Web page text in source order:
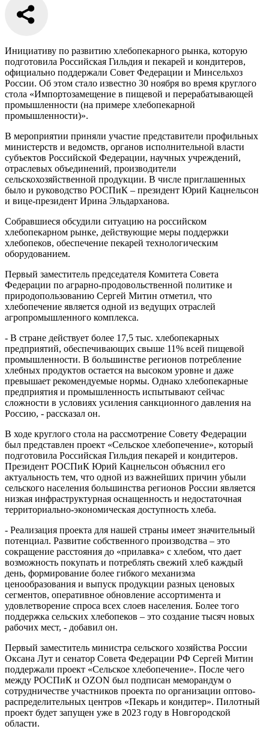
Инициативу по развитию хлебопекарного рынка, которую
подготовила Российская Гильдия и пекарей и кондитеров,
официально поддержали Совет Федерации и Минсельхоз
России. Об этом стало известно 30 ноября во время круглого
стола «Импортозамещение в пищевой и перерабатывающей
промышленности (на примере хлебопекарной
промышленности)».
В мероприятии приняли участие представители профильных
министерств и ведомств, органов исполнительной власти
субъектов Российской Федерации, научных учреждений,
отраслевых объединений, производители
сельскохозяйственной продукции. В числе приглашенных
было и руководство РОСПиК – президент Юрий Кацнельсон
и вице-президент Ирина Эльдарханова.
Собравшиеся обсудили ситуацию на российском
хлебопекарном рынке, действующие меры поддержки
хлебопеков, обеспечение пекарей технологическим
оборудованием.
Первый заместитель председателя Комитета Совета
Федерации по аграрно-продовольственной политике и
природопользованию Сергей Митин отметил, что
хлебопечение является одной из ведущих отраслей
агропромышленного комплекса.
- В стране действует более 17,5 тыс. хлебопекарных
предприятий, обеспечивающих свыше 11% всей пищевой
промышленности. В большинстве регионов потребление
хлебных продуктов остается на высоком уровне и даже
превышает рекомендуемые нормы. Однако хлебопекарные
предприятия и промышленность испытывают сейчас
сложности в условиях усиления санкционного давления на
Россию, - рассказал он.
В ходе круглого стола на рассмотрение Совету Федерации
был представлен проект «Сельское хлебопечение», который
подготовила Российская Гильдия пекарей и кондитеров.
Президент РОСПиК Юрий Кацнельсон объяснил его
актуальность тем, что одной из важнейших причин убыли
сельского населения большинства регионов России является
низкая инфраструктурная оснащенность и недостаточная
территориально-экономическая доступность хлеба.
- Реализация проекта для нашей страны имеет значительный
потенциал. Развитие собственного производства – это
сокращение расстояния до «прилавка» с хлебом, что дает
возможность покупать и потреблять свежий хлеб каждый
день, формирование более гибкого механизма
ценообразования и выпуск продукции разных ценовых
сегментов, оперативное обновление ассортимента и
удовлетворение спроса всех слоев населения. Более того
поддержка сельских хлебопеков – это создание тысяч новых
рабочих мест, - добавил он.
Первый заместитель министра сельского хозяйства России
Оксана Лут и сенатор Совета Федерации РФ Сергей Митин
поддержали проект «Сельское хлебопечение». После чего
между РОСПиК и OZON был подписан меморандум о
сотрудничестве участников проекта по организации оптово-
распределительных центров «Пекарь и кондитер». Пилотный
проект будет запущен уже в 2023 году в Новгородской
области.